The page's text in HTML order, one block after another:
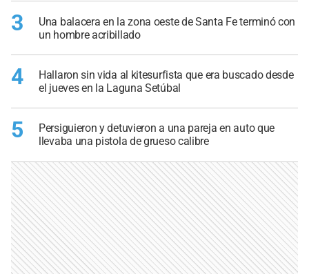
3
Una balacera en la zona oeste de Santa Fe terminó con
un hombre acribillado
4
Hallaron sin vida al kitesurfista que era buscado desde
el jueves en la Laguna Setúbal
5
Persiguieron y detuvieron a una pareja en auto que
llevaba una pistola de grueso calibre